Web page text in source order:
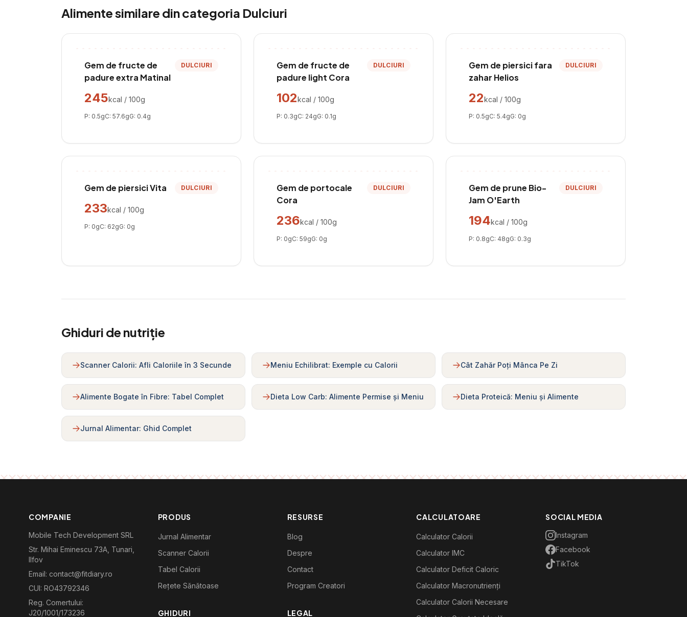
Alimente similare din categoria Dulciuri
Gem de fructe de
padure extra Matinal
DULCIURI
245kcal / 100g
P: 0.5gC: 57.6gG: 0.4g
Gem de fructe de
padure light Cora
DULCIURI
102kcal / 100g
P: 0.3gC: 24gG: 0.1g
Gem de piersici fara
zahar Helios
DULCIURI
22kcal / 100g
P: 0.5gC: 5.4gG: 0g
Gem de piersici Vita DULCIURI
233kcal / 100g
P: 0gC: 62gG: 0g
Gem de portocale
Cora
DULCIURI
236kcal / 100g
P: 0gC: 59gG: 0g
Gem de prune Bio-
Jam O'Earth
DULCIURI
194kcal / 100g
P: 0.8gC: 48gG: 0.3g
Ghiduri de nutriție
Scanner Calorii: Afli Caloriile în 3 Secunde Meniu Echilibrat: Exemple cu Calorii Cât Zahăr Poți Mânca Pe Zi
Alimente Bogate în Fibre: Tabel Complet Dieta Low Carb: Alimente Permise și Meniu Dieta Proteică: Meniu și Alimente
Jurnal Alimentar: Ghid Complet
COMPANIE
Mobile Tech Development SRL
Str. Mihai Eminescu 73A, Tunari,
Ilfov
Email: contact@fitdiary.ro
CUI: RO43792346
Reg. Comertului:
J20/1001/173236
PRODUS
Jurnal Alimentar
Scanner Calorii
Tabel Calorii
Rețete Sănătoase
GHIDURI
RESURSE
Blog
Despre
Contact
Program Creatori
LEGAL
CALCULATOARE
Calculator Calorii
Calculator IMC
Calculator Deficit Caloric
Calculator Macronutrienți
Calculator Calorii Necesare
SOCIAL MEDIA
Instagram
Facebook
TikTok